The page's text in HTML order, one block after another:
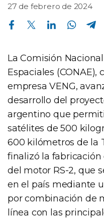
27 de febrero de 2024
Compartir en Facebook Compartir en Twitter Compartir en Linkedin Compartir en Whatsapp
La Comisión
Espaciales
empresa VENG,
desarrollo del
argentino que
satélites de 500
600 kilómetros de la
finalizó la
del motor RS-2, que
en el país mediante
por combinación de
línea con las